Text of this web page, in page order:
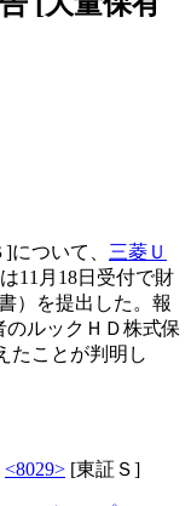
について、 三菱Ｕ
は11月18日受付で財
）を提出した。報
ルックＨＤ株式保
たことが判明し
<8029> [東証Ｓ]